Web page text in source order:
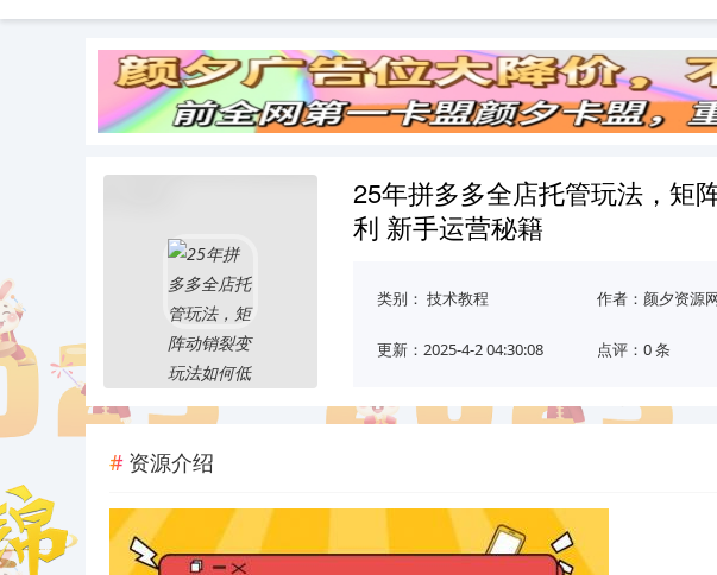
25年拼多多全店托管玩法，矩
利 新手运营秘籍
类别： 技术教程 作者：颜夕资源
更新：2025-4-2 04:30:08 点评：0 条
资源介绍